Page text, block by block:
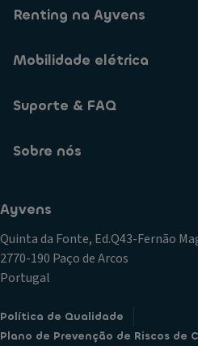
Renting na Ayvens
Mobilidade elétrica
Suporte & FAQ
Sobre nós
Ayvens
Quinta da Fonte, Ed.Q43-Fernão
2770-190 Paço de Arcos
Portugal
Política de Qualidade
Plano de Prevenção de Riscos de